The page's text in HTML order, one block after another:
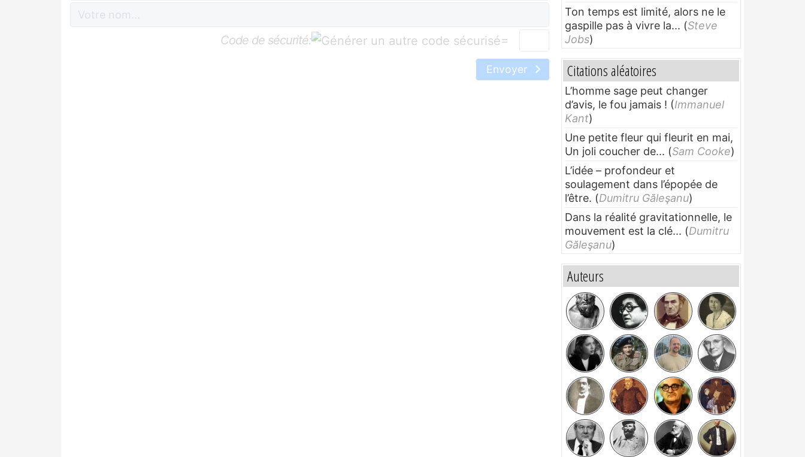
Code de sécurité: =
Envoyer
Ton temps est limité, alors ne le
gaspille pas à vivre la... (Steve
Jobs)
Citations aléatoires
L’homme sage peut changer
d’avis, le fou jamais ! (Immanuel
Kant)
Une petite fleur qui fleurit en mai,
Un joli coucher de... (Sam Cooke)
L’idée – profondeur et
soulagement dans l’épopée de
l’être. (Dumitru Găleşanu)
Dans la réalité gravitationnelle, le
mouvement est la clé... (Dumitru
Găleşanu)
Auteurs